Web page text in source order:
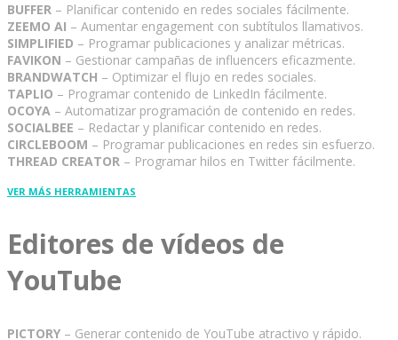
BUFFER – Planificar contenido en redes sociales fácilmente.
ZEEMO AI – Aumentar engagement con subtítulos llamativos.
SIMPLIFIED – Programar publicaciones y analizar métricas.
FAVIKON – Gestionar campañas de influencers eficazmente.
BRANDWATCH – Optimizar el flujo en redes sociales.
TAPLIO – Programar contenido de LinkedIn fácilmente.
OCOYA – Automatizar programación de contenido en redes.
SOCIALBEE – Redactar y planificar contenido en redes.
CIRCLEBOOM – Programar publicaciones en redes sin esfuerzo.
THREAD CREATOR – Programar hilos en Twitter fácilmente.
VER MÁS HERRAMIENTAS
Editores de vídeos de
YouTube
PICTORY – Generar contenido de YouTube atractivo y rápido.